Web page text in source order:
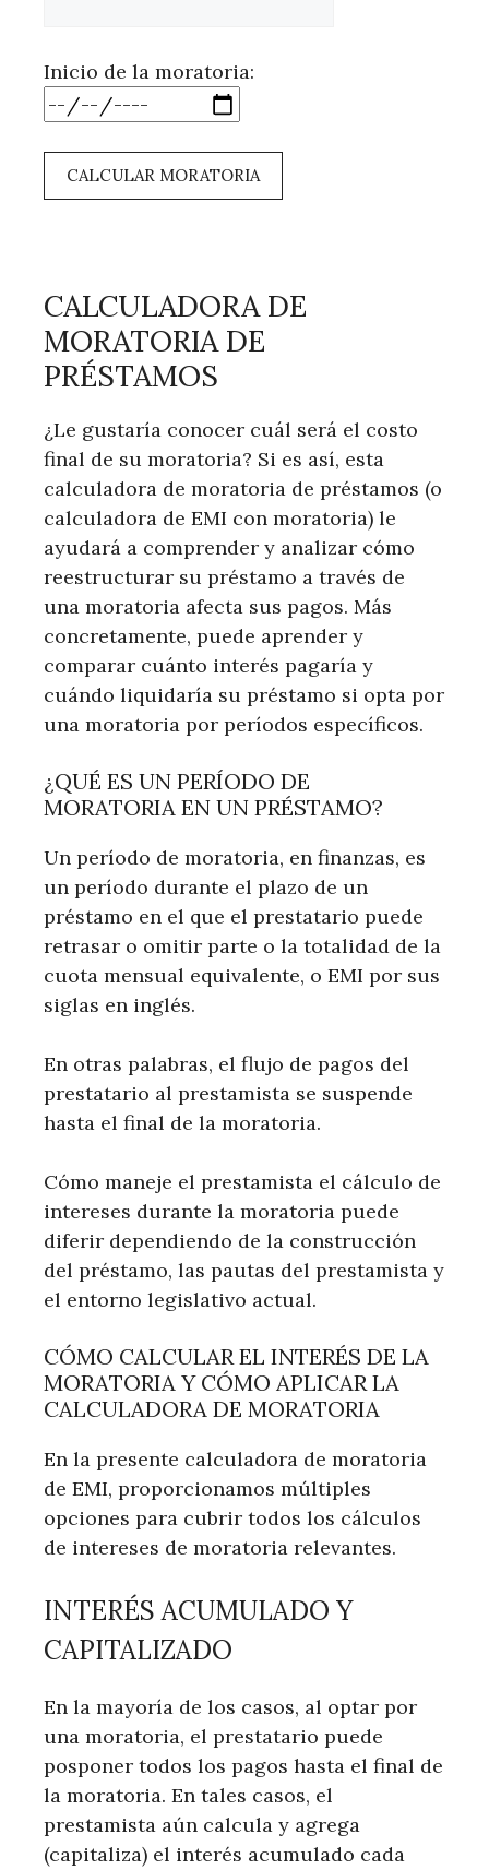
Inicio de la moratoria:
CALCULAR MORATORIA
CALCULADORA DE
MORATORIA DE
PRÉSTAMOS
¿Le gustaría conocer cuál será el costo
final de su moratoria? Si es así, esta
calculadora de moratoria de préstamos (o
calculadora de EMI con moratoria) le
ayudará a comprender y analizar cómo
reestructurar su préstamo a través de
una moratoria afecta sus pagos. Más
concretamente, puede aprender y
comparar cuánto interés pagaría y
cuándo liquidaría su préstamo si opta por
una moratoria por períodos específicos.
¿QUÉ ES UN PERÍODO DE
MORATORIA EN UN PRÉSTAMO?
Un período de moratoria, en finanzas, es
un período durante el plazo de un
préstamo en el que el prestatario puede
retrasar o omitir parte o la totalidad de la
cuota mensual equivalente, o EMI por sus
siglas en inglés.
En otras palabras, el flujo de pagos del
prestatario al prestamista se suspende
hasta el final de la moratoria.
Cómo maneje el prestamista el cálculo de
intereses durante la moratoria puede
diferir dependiendo de la construcción
del préstamo, las pautas del prestamista y
el entorno legislativo actual.
CÓMO CALCULAR EL INTERÉS DE LA
MORATORIA Y CÓMO APLICAR LA
CALCULADORA DE MORATORIA
En la presente calculadora de moratoria
de EMI, proporcionamos múltiples
opciones para cubrir todos los cálculos
de intereses de moratoria relevantes.
INTERÉS ACUMULADO Y
CAPITALIZADO
En la mayoría de los casos, al optar por
una moratoria, el prestatario puede
posponer todos los pagos hasta el final de
la moratoria. En tales casos, el
prestamista aún calcula y agrega
(capitaliza) el interés acumulado cada